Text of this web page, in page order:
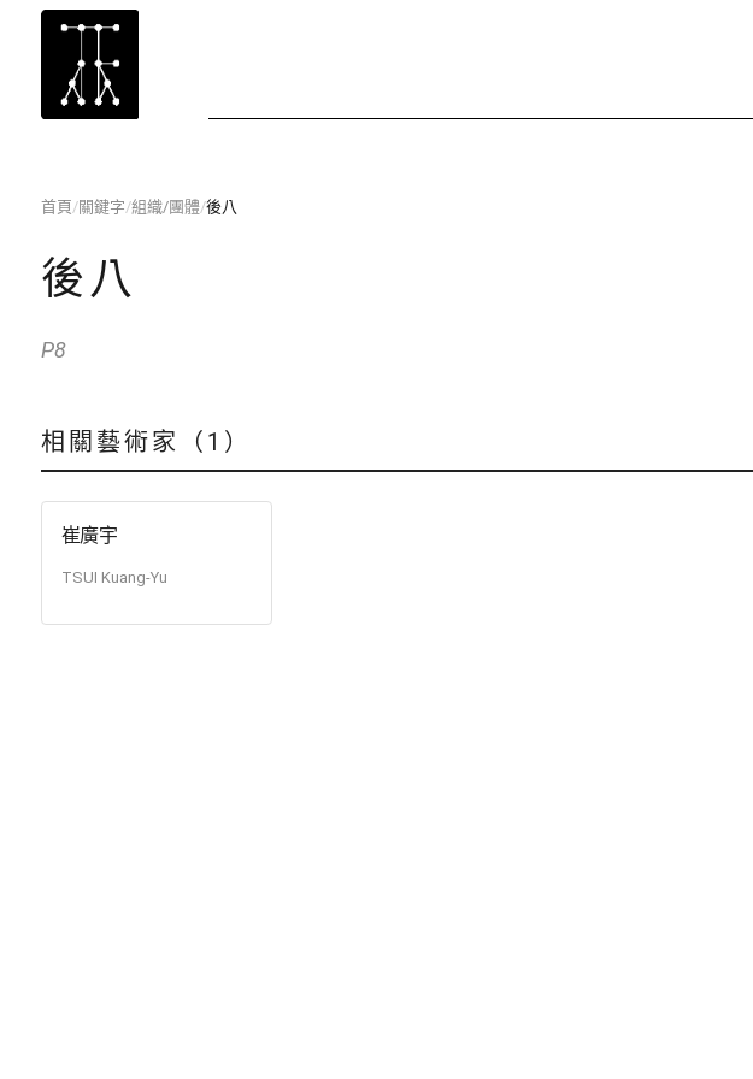
首頁/關鍵字/組織/團體/後八
後八
P8
相關藝術家（1）
崔廣宇
TSUI Kuang-Yu